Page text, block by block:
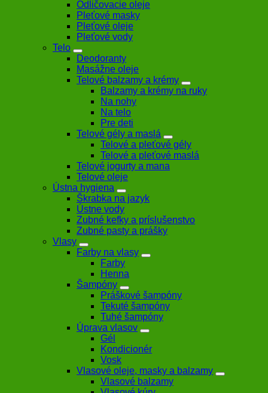
Odličovacie oleje
Pleťové masky
Pleťové oleje
Pleťové vody
Telo
Deodoranty
Masážne oleje
Telové balzamy a krémy
Balzamy a krémy na ruky
Na nohy
Na telo
Pre deti
Telové gély a maslá
Telové a pleťové gély
Telové a pleťové maslá
Telové jogurty a mana
Telové oleje
Ústna hygiena
Škrabka na jazyk
Ústne vody
Zubné kefky a príslušenstvo
Zubné pasty a prášky
Vlasy
Farby na vlasy
Farby
Henna
Šampóny
Práškové šampóny
Tekuté šampóny
Tuhé šampóny
Úprava vlasov
Gél
Kondicionér
Vosk
Vlasové oleje, masky a balzamy
Vlasové balzamy